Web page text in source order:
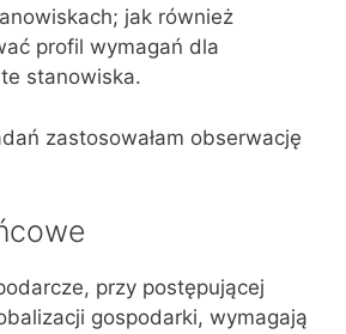
jak również
profil wymagań dla
stanowiska.
zastosowałam obserwację
przy postępującej
gospodarki, wymagają